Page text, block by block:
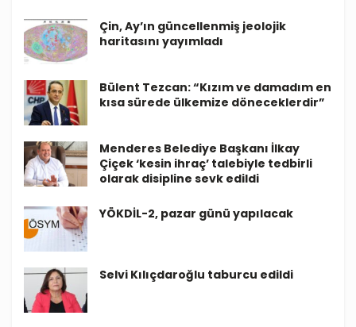
Çin, Ay’ın güncellenmiş jeolojik
haritasını yayımladı
Bülent Tezcan: “Kızım ve damadım en
kısa sürede ülkemize döneceklerdir”
Menderes Belediye Başkanı İlkay
Çiçek ‘kesin ihraç’ talebiyle tedbirli
olarak disipline sevk edildi
YÖKDİL-2, pazar günü yapılacak
Selvi Kılıçdaroğlu taburcu edildi